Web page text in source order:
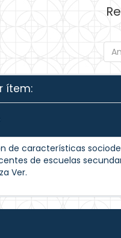
ítem:
de características
de escuelas
Ver.